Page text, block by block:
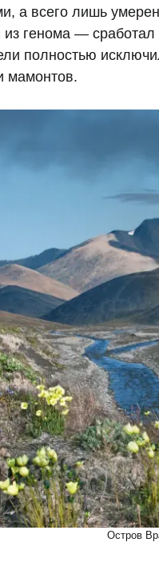
а всего лишь
генома — сработал
полностью
мамонтов.
Остров